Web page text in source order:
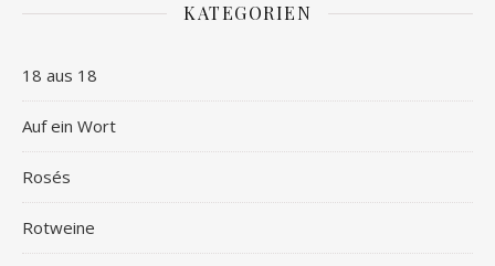
KATEGORIEN
18 aus 18
Auf ein Wort
Rosés
Rotweine